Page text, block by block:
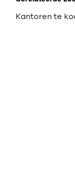
Kantoren te